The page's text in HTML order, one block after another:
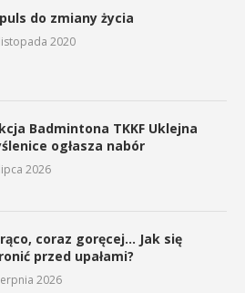
do zmiany życia
2020
Badmintona TKKF Uklejna
ogłasza nabór
2026
coraz goręcej… Jak się
przed upałami?
2026